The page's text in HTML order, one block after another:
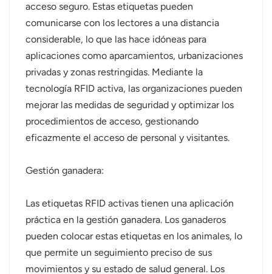
acceso seguro. Estas etiquetas pueden
comunicarse con los lectores a una distancia
considerable, lo que las hace idóneas para
aplicaciones como aparcamientos, urbanizaciones
privadas y zonas restringidas. Mediante la
tecnología RFID activa, las organizaciones pueden
mejorar las medidas de seguridad y optimizar los
procedimientos de acceso, gestionando
eficazmente el acceso de personal y visitantes.
Gestión ganadera:
Las etiquetas RFID activas tienen una aplicación
práctica en la gestión ganadera. Los ganaderos
pueden colocar estas etiquetas en los animales, lo
que permite un seguimiento preciso de sus
movimientos y su estado de salud general. Los